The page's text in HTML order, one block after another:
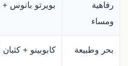
رفاهية
ومساء
بويرتو بانوس +
بحر وطبيعة كابوبينو + كثبان